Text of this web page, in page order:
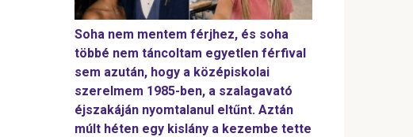
Soha nem mentem férjhez, és soha
többé nem táncoltam egyetlen férfival
sem azután, hogy a középiskolai
szerelmem 1985-ben, a szalagavató
éjszakáján nyomtalanul eltűnt. Aztán
múlt héten egy kislány a kezembe tette